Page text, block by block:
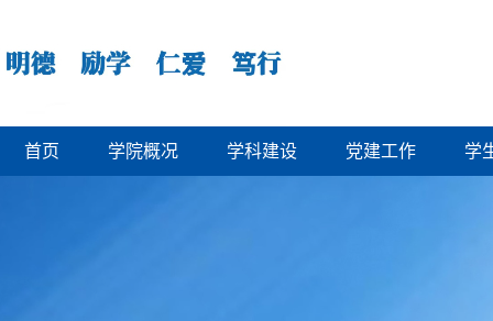
首页 学院概况 学科建设 党建工作 学